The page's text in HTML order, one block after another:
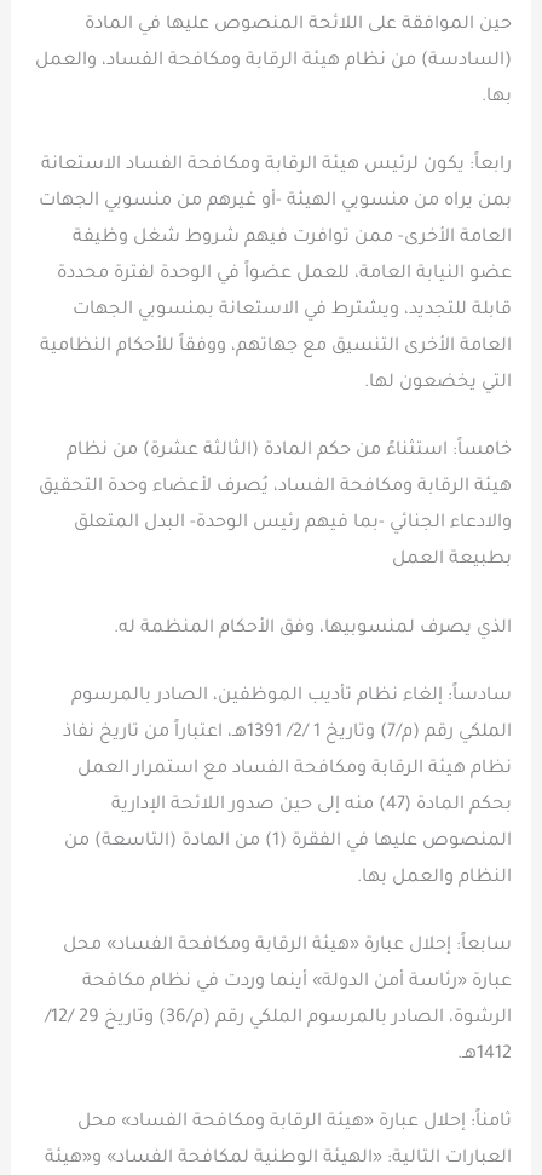
حين الموافقة على اللائحة المنصوص عليها في المادة
(السادسة) من نظام هيئة الرقابة ومكافحة الفساد، والعمل
بها.
رابعاً: يكون لرئيس هيئة الرقابة ومكافحة الفساد الاستعانة
بمن يراه من منسوبي الهيئة -أو غيرهم من منسوبي الجهات
العامة الأخرى- ممن توافرت فيهم شروط شغل وظيفة
عضو النيابة العامة، للعمل عضواً في الوحدة لفترة محددة
قابلة للتجديد، ويشترط في الاستعانة بمنسوبي الجهات
العامة الأخرى التنسيق مع جهاتهم، ووفقاً للأحكام النظامية
التي يخضعون لها.
خامساً: استثناءً من حكم المادة (الثالثة عشرة) من نظام
هيئة الرقابة ومكافحة الفساد، يُصرف لأعضاء وحدة التحقيق
والادعاء الجنائي -بما فيهم رئيس الوحدة- البدل المتعلق
بطبيعة العمل
الذي يصرف لمنسوبيها، وفق الأحكام المنظمة له.
سادساً: إلغاء نظام تأديب الموظفين، الصادر بالمرسوم
الملكي رقم (م/7) وتاريخ 1 /2/ 1391هـ، اعتباراً من تاريخ نفاذ
نظام هيئة الرقابة ومكافحة الفساد مع استمرار العمل
بحكم المادة (47) منه إلى حين صدور اللائحة الإدارية
المنصوص عليها في الفقرة (1) من المادة (التاسعة) من
النظام والعمل بها.
سابعاً: إحلال عبارة «هيئة الرقابة ومكافحة الفساد» محل
عبارة «رئاسة أمن الدولة» أينما وردت في نظام مكافحة
الرشوة، الصادر بالمرسوم الملكي رقم (م/36) وتاريخ 29 /12/
1412هـ.
ثامناً: إحلال عبارة «هيئة الرقابة ومكافحة الفساد» محل
العبارات التالية: «الهيئة الوطنية لمكافحة الفساد» و«هيئة